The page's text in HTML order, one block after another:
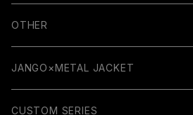
OTHER
GUITAR PARTS
RUBBER COLLECTION
JANGO×METAL JACKET
WALLET
CUSTOM SERIES